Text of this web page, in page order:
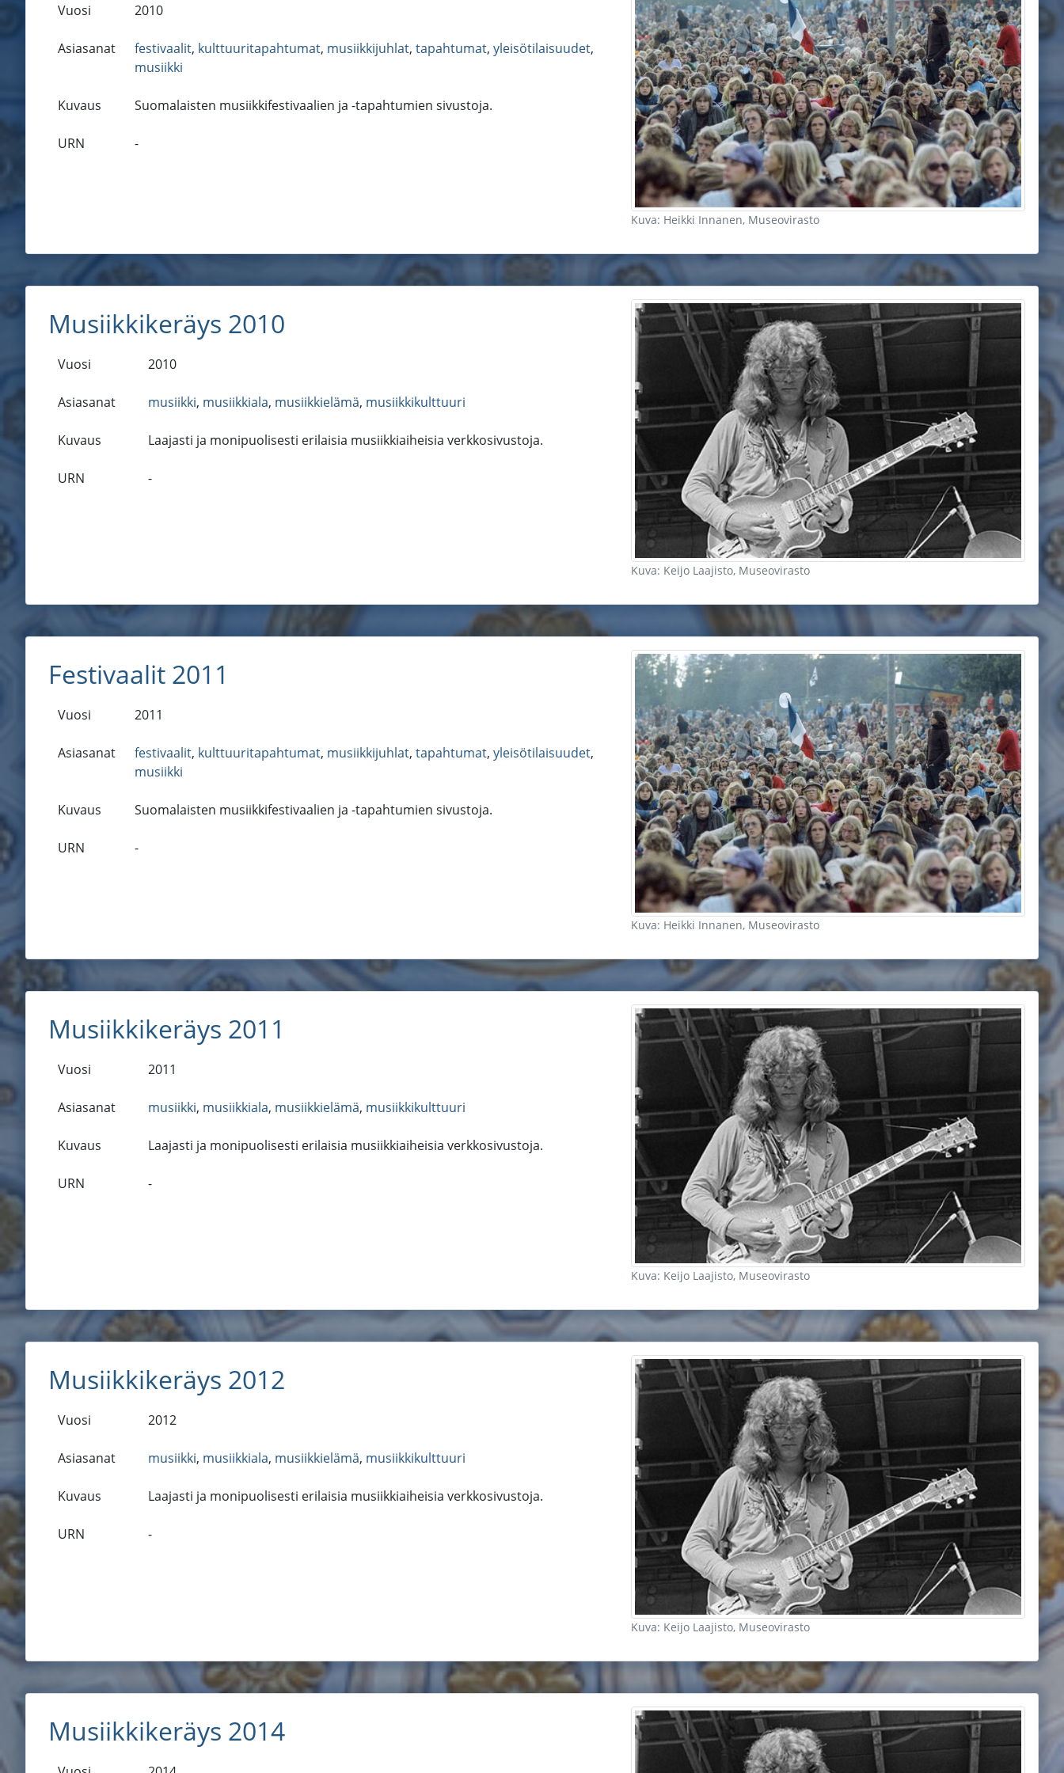
Kuva: Heikki Innanen, Museovirasto
Vuosi 2010
Asiasanat festivaalit, kulttuuritapahtumat, musiikkijuhlat, tapahtumat, yleisötilaisuudet,
musiikki
Kuvaus Suomalaisten musiikkifestivaalien ja -tapahtumien sivustoja.
URN -
Kuva: Keijo Laajisto, Museovirasto
Musiikkikeräys 2010
Vuosi 2010
Asiasanat musiikki, musiikkiala, musiikkielämä, musiikkikulttuuri
Kuvaus Laajasti ja monipuolisesti erilaisia musiikkiaiheisia verkkosivustoja.
URN -
Kuva: Heikki Innanen, Museovirasto
Festivaalit 2011
Vuosi 2011
Asiasanat festivaalit, kulttuuritapahtumat, musiikkijuhlat, tapahtumat, yleisötilaisuudet,
musiikki
Kuvaus Suomalaisten musiikkifestivaalien ja -tapahtumien sivustoja.
URN -
Kuva: Keijo Laajisto, Museovirasto
Musiikkikeräys 2011
Vuosi 2011
Asiasanat musiikki, musiikkiala, musiikkielämä, musiikkikulttuuri
Kuvaus Laajasti ja monipuolisesti erilaisia musiikkiaiheisia verkkosivustoja.
URN -
Kuva: Keijo Laajisto, Museovirasto
Musiikkikeräys 2012
Vuosi 2012
Asiasanat musiikki, musiikkiala, musiikkielämä, musiikkikulttuuri
Kuvaus Laajasti ja monipuolisesti erilaisia musiikkiaiheisia verkkosivustoja.
URN -
Musiikkikeräys 2014